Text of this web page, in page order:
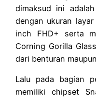
dimaksud ini
dengan ukuran
inch FHD+ serta
Corning Gorilla
dari benturan
Lalu pada bagian
memiliki chipset